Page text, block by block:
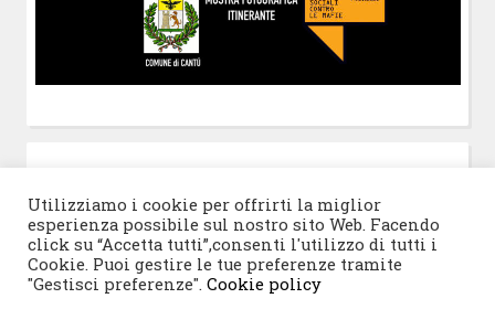
Utilizziamo i cookie per offrirti la miglior
esperienza possibile sul nostro sito Web. Facendo
click su “Accetta tutti”,consenti l'utilizzo di tutti i
Cookie. Puoi gestire le tue preferenze tramite
"Gestisci preferenze". Cookie policy